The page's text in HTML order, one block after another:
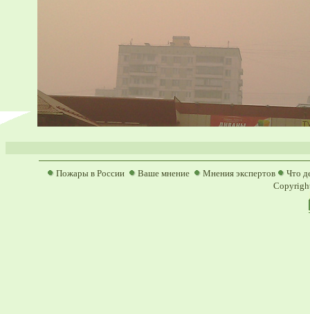
Пожары в России Ваше мнение Мнения экспертов
Что